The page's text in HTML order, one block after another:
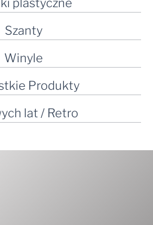
plastyczne
Szanty
Winyle
Produkty
lat / Retro